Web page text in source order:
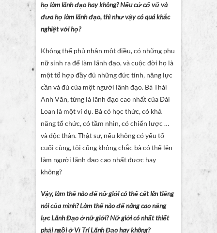
họ làm lãnh đạo hay không? Nếu cứ cổ vũ và
đưa họ làm lãnh đạo, thì như vậy có quá khắc
nghiệt với họ?
Không thể phủ nhận một điều, có những phụ
nữ sinh ra để làm lãnh đạo, và cuộc đời họ là
một tổ hợp đầy đủ những đức tính, năng lực
cần và đủ của một người lãnh đạo. Bà Thái
Anh Văn, từng là lãnh đạo cao nhất của Đài
Loan là một ví dụ. Bà có học thức, có khả
năng tổ chức, có tầm nhìn, có chiến lược …
và độc thân. Thật sự, nếu không có yếu tố
cuối cùng, tôi cũng không chắc bà có thể lên
làm người lãnh đạo cao nhất được hay
không?
Vậy, làm thế nào để nữ giới có thể cất lên tiếng
nói của mình? Làm thế nào để nâng cao năng
lực Lãnh Đạo ở nữ giới? Nữ giới có nhất thiết
phải ngồi ở Vị Trí Lãnh Đạo hay không?